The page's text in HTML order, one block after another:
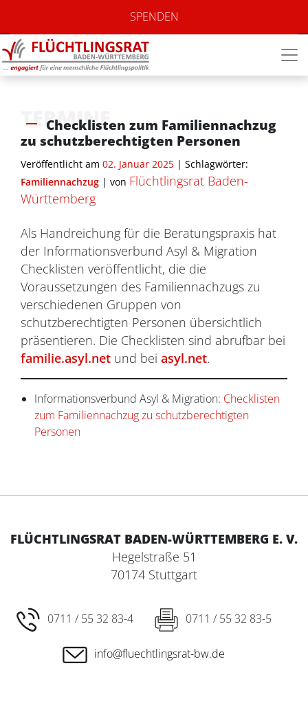
SPENDEN
TERMINE
Checklisten zum Familiennachzug
zu schutzberechtigten Personen
Veröffentlicht am 02. Januar 2025 | Schlagwörter:
Familiennachzug | von Flüchtlingsrat Baden-
Württemberg
Als Handreichung für die Beratungspraxis hat
der Informationsverbund Asyl & Migration
Checklisten veröffentlicht, die die
Voraussetzungen des Familiennachzugs zu
verschiedenen Gruppen von
schutzberechtigten Personen übersichtlich
präsentieren. Die Checklisten sind abrufbar bei
familie.asyl.net und bei asyl.net.
Informationsverbund Asyl & Migration: Checklisten
zum Familiennachzug zu schutzberechtigten
Personen
FLÜCHTLINGSRAT BADEN-WÜRTTEMBERG E. V.
Hegelstraße 51
70174 Stuttgart
0711 / 55 32 83-4 0711 / 55 32 83-5
info@fluechtlingsrat-bw.de